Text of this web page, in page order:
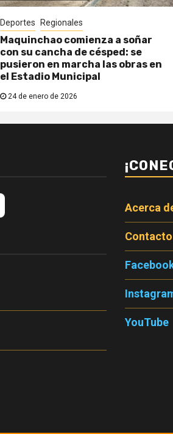
Deportes Regionales
Maquinchao comienza a soñar
con su cancha de césped: se
pusieron en marcha las obras en
el Estadio Municipal
24 de enero de 2026
Acerca
Contacto
YouTube